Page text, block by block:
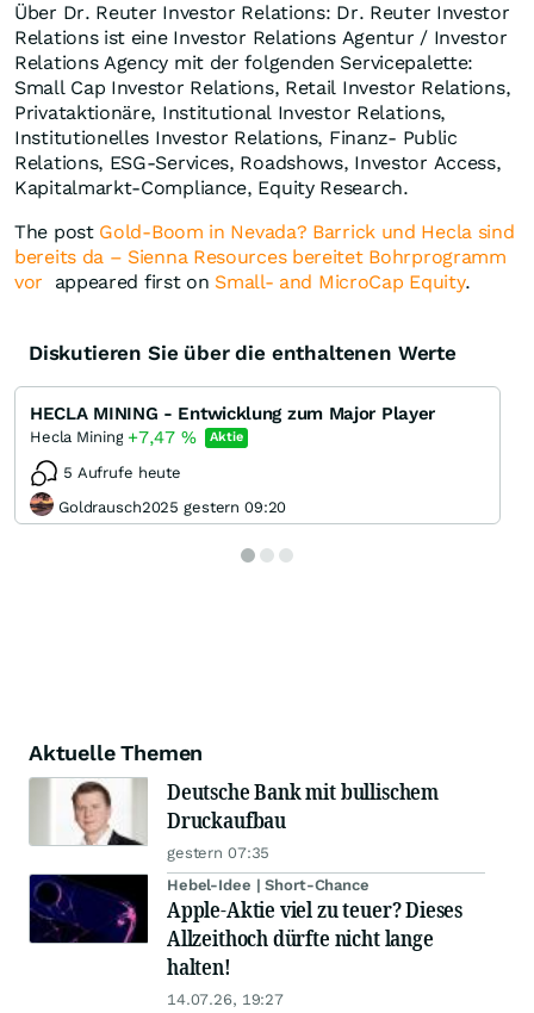
Über Dr. Reuter Investor Relations: Dr. Reuter Investor
Relations ist eine Investor Relations Agentur / Investor
Relations Agency mit der folgenden Servicepalette:
Small Cap Investor Relations, Retail Investor Relations,
Privataktionäre, Institutional Investor Relations,
Institutionelles Investor Relations, Finanz- Public
Relations, ESG-Services, Roadshows, Investor Access,
Kapitalmarkt-Compliance, Equity Research.
The post Gold-Boom in Nevada? Barrick und Hecla sind
bereits da – Sienna Resources bereitet Bohrprogramm
vor
appeared first on Small- and MicroCap Equity.
Diskutieren Sie über die enthaltenen Werte
HECLA MINING - Entwicklung zum Major Player
Hecla Mining +7,47 % Aktie
5 Aufrufe heute
Goldrausch2025 gestern 09:20
Aktuelle Themen
Deutsche Bank mit bullischem
Druckaufbau
gestern 07:35
Hebel-Idee | Short-Chance
Apple-Aktie viel zu teuer? Dieses
Allzeithoch dürfte nicht lange
halten!
14.07.26, 19:27